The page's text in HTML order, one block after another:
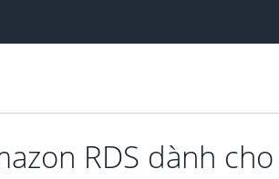
RDS dành